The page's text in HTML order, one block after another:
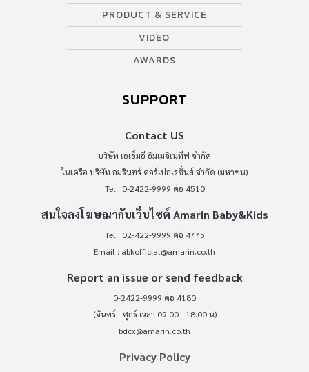
PRODUCT & SERVICE
VIDEO
AWARDS
SUPPORT
Contact US
บริษัท เอเอ็มอี อิมเมจิเนทีฟ จำกัด
ในเครือ บริษัท อมรินทร์ คอร์เปอเรชั่นส์ จำกัด (มหาชน)
Tel : 0-2422-9999 ต่อ 4510
สนใจลงโฆษณากับเว็บไซต์ Amarin Baby&Kids
Tel : 02-422-9999 ต่อ 4775
Email : abkofficial@amarin.co.th
Report an issue or send feedback
0-2422-9999 ต่อ 4180
(จันทร์ - ศุกร์ เวลา 09.00 - 18.00 น)
bdcx@amarin.co.th
Privacy Policy